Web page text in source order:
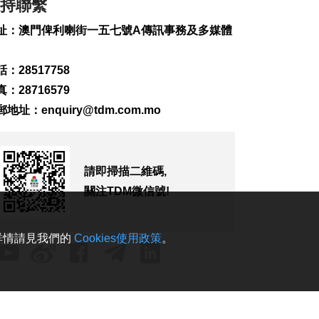
187
233
2026-08-07 19:27
367
0
2026-08-07 19:24
聯繫
：澳門俾利喇街一五七號A傳訊事務及多媒體
：28517758
：28716579
地址： enquiry@tdm.com.mo
請即掃描二維碼,
關注TDM微信號!
請見我們的 Cookies使用政策。